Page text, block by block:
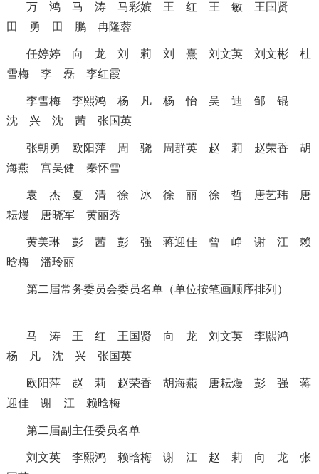
万 鸿 马 涛 马彩嫔 王 红 王 敏 王国贤
田 勇
田 鹏 冉隆蓉
任婷婷 向 龙 刘 莉 刘 熹 刘文英 刘文彬 杜
雪梅 李 磊 李红霞
李雪梅 李熙鸿 杨 凡 杨 怡 吴 迪 邹 锟
沈 兴 沈 茜 张国英
张朝勇 欧阳萍 周 骁 周群英 赵 莉 赵荣香 胡
海燕 宫吴健 秦怀雪
袁 杰 夏 清 徐 冰 徐 丽 徐 哲 唐艺玮
唐
耘熳
唐晓军 黄丽秀
黄美琳 彭 茜 彭 强 蒋迎佳 曾 峥 谢 江 赖
晗梅 潘玲丽
第二届常务委员会委员名单（单位按笔画顺序排列）
马 涛 王 红 王国贤 向 龙 刘文英 李熙鸿
杨 凡 沈 兴 张国英
欧阳萍 赵 莉 赵荣香 胡海燕 唐耘熳 彭 强 蒋
迎佳 谢 江 赖晗梅
第二届副主任委员名单
刘文英 李熙鸿 赖晗梅 谢 江 赵 莉 向 龙 张